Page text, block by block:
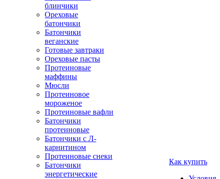
блинчики
Ореховые
батончики
Батончики
веганские
Готовые завтраки
Ореховые пасты
Протеиновые
маффины
Мюсли
Протеиновое
мороженое
Протеиновые вафли
Батончики
протеиновые
Батончики с Л-
карнитином
Протеиновые снеки
Батончики
энергетические
Как купить